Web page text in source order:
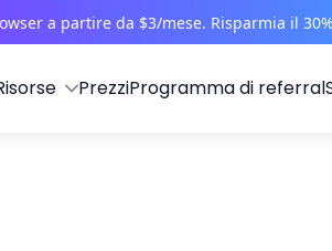
a partire da $3/mese. Risparmia il
PrezziProgramma di referral